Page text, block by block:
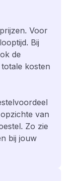
Voor
Bij
de
kosten
van
Zo zie
bij jouw